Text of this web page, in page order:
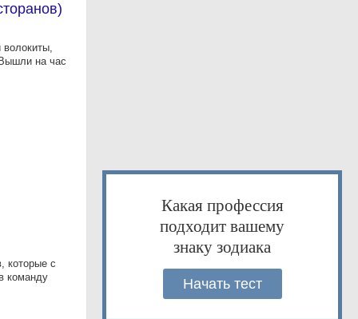
волокиты,
на час
которые с
команду
Какая профессия
подходит вашему
знаку зодиака
Начать тест